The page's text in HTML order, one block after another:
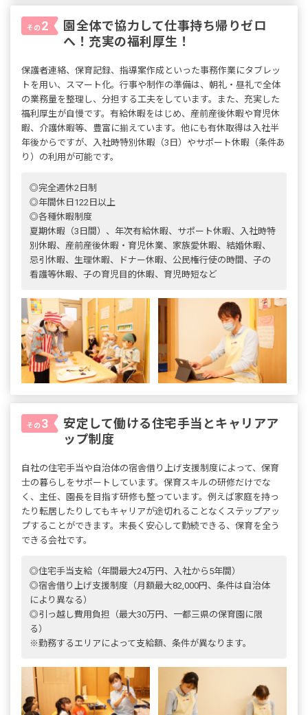
その2
園全体で協力して仕事持ち帰りゼロ
へ！充実の福利厚生！
保護者連絡、保育記録、指導案作成といった事務作業にタブレッ
トを用い、スマート化。行事や制作の準備は、朝礼・昼礼で全体
の業務量を整理し、分担する工夫をしています。また、充実した
福利厚生が自慢です。有給休暇をはじめ、産前産後休暇や育児休
暇、介護休暇等、豊富に揃えています。他にも有休取得は入社半
年後からですが、入社時特別休暇（3日）やサポート休暇（条件あ
り）の利用が可能です。
◎完全週休2日制
◎年間休日122日以上
◎各種休暇制度
夏期休暇（3日間）、年次有給休暇、サポート休暇、入社時特
別休暇、産前産後休暇・育児休業、家族愛休暇、結婚休暇、
忌引休暇、生理休暇、ドナー休暇、公民権行使の時間、子の
看護等休暇、子の育児目的休暇、育児時短など
その3
安定して働ける住宅手当とキャリアア
ップ制度
自社の住宅手当や自治体の宿舎借り上げ支援制度によって、保育
士の暮らしをサポートしています。保育スキルの研修だけでな
く、主任、園長を目指す研修も整っています。例えば家庭を持っ
たり転居したりしてもキャリアが途切れることなくステップアッ
プすることができます。末長く安心して勤続できる、保育を全う
できる会社です。
◎住宅手当支給（年間最大24万円、入社から5年間）
◎宿舎借り上げ支援制度（月額最大82,000円、条件は自治体
により異なる）
◎引っ越し費用負担（最大30万円、一都三県の保育園に限
る）
※勤務するエリアによって支給額、条件が異なります。